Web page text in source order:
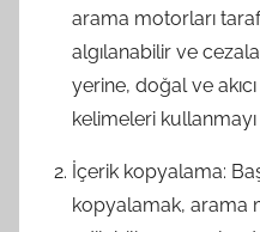
arama motorları
algılanabilir ve
yerine, doğal ve
kelimeleri
İçerik kopyalama:
kopyalamak, arama